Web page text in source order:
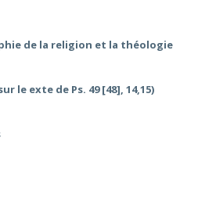
de la religion et la théologie
le exte de Ps. 49 [48], 14,15)